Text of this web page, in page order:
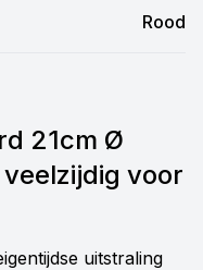
Rood
21cm Ø
voor
uitstraling